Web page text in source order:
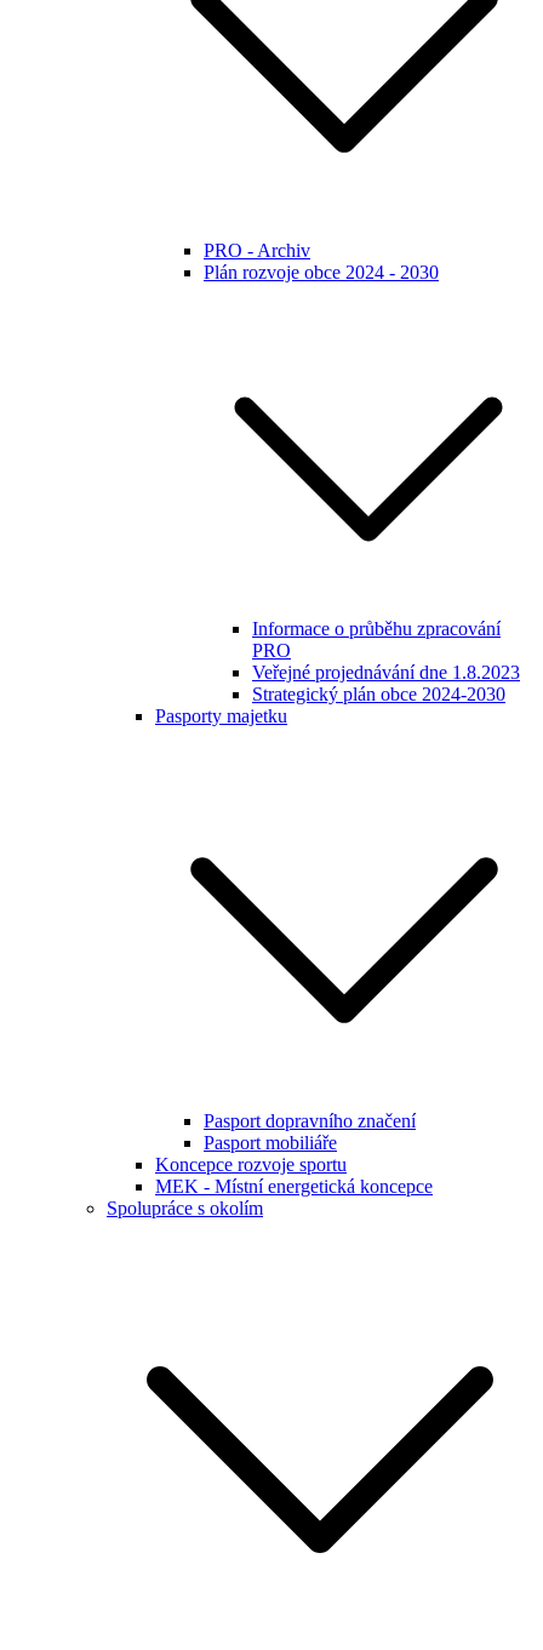
PRO - Archiv
Plán rozvoje obce 2024 - 2030
Informace o průběhu zpracování
PRO
Veřejné projednávání dne 1.8.2023
Strategický plán obce 2024-2030
Pasporty majetku
Pasport dopravního značení
Pasport mobiliáře
Koncepce rozvoje sportu
MEK - Místní energetická koncepce
Spolupráce s okolím